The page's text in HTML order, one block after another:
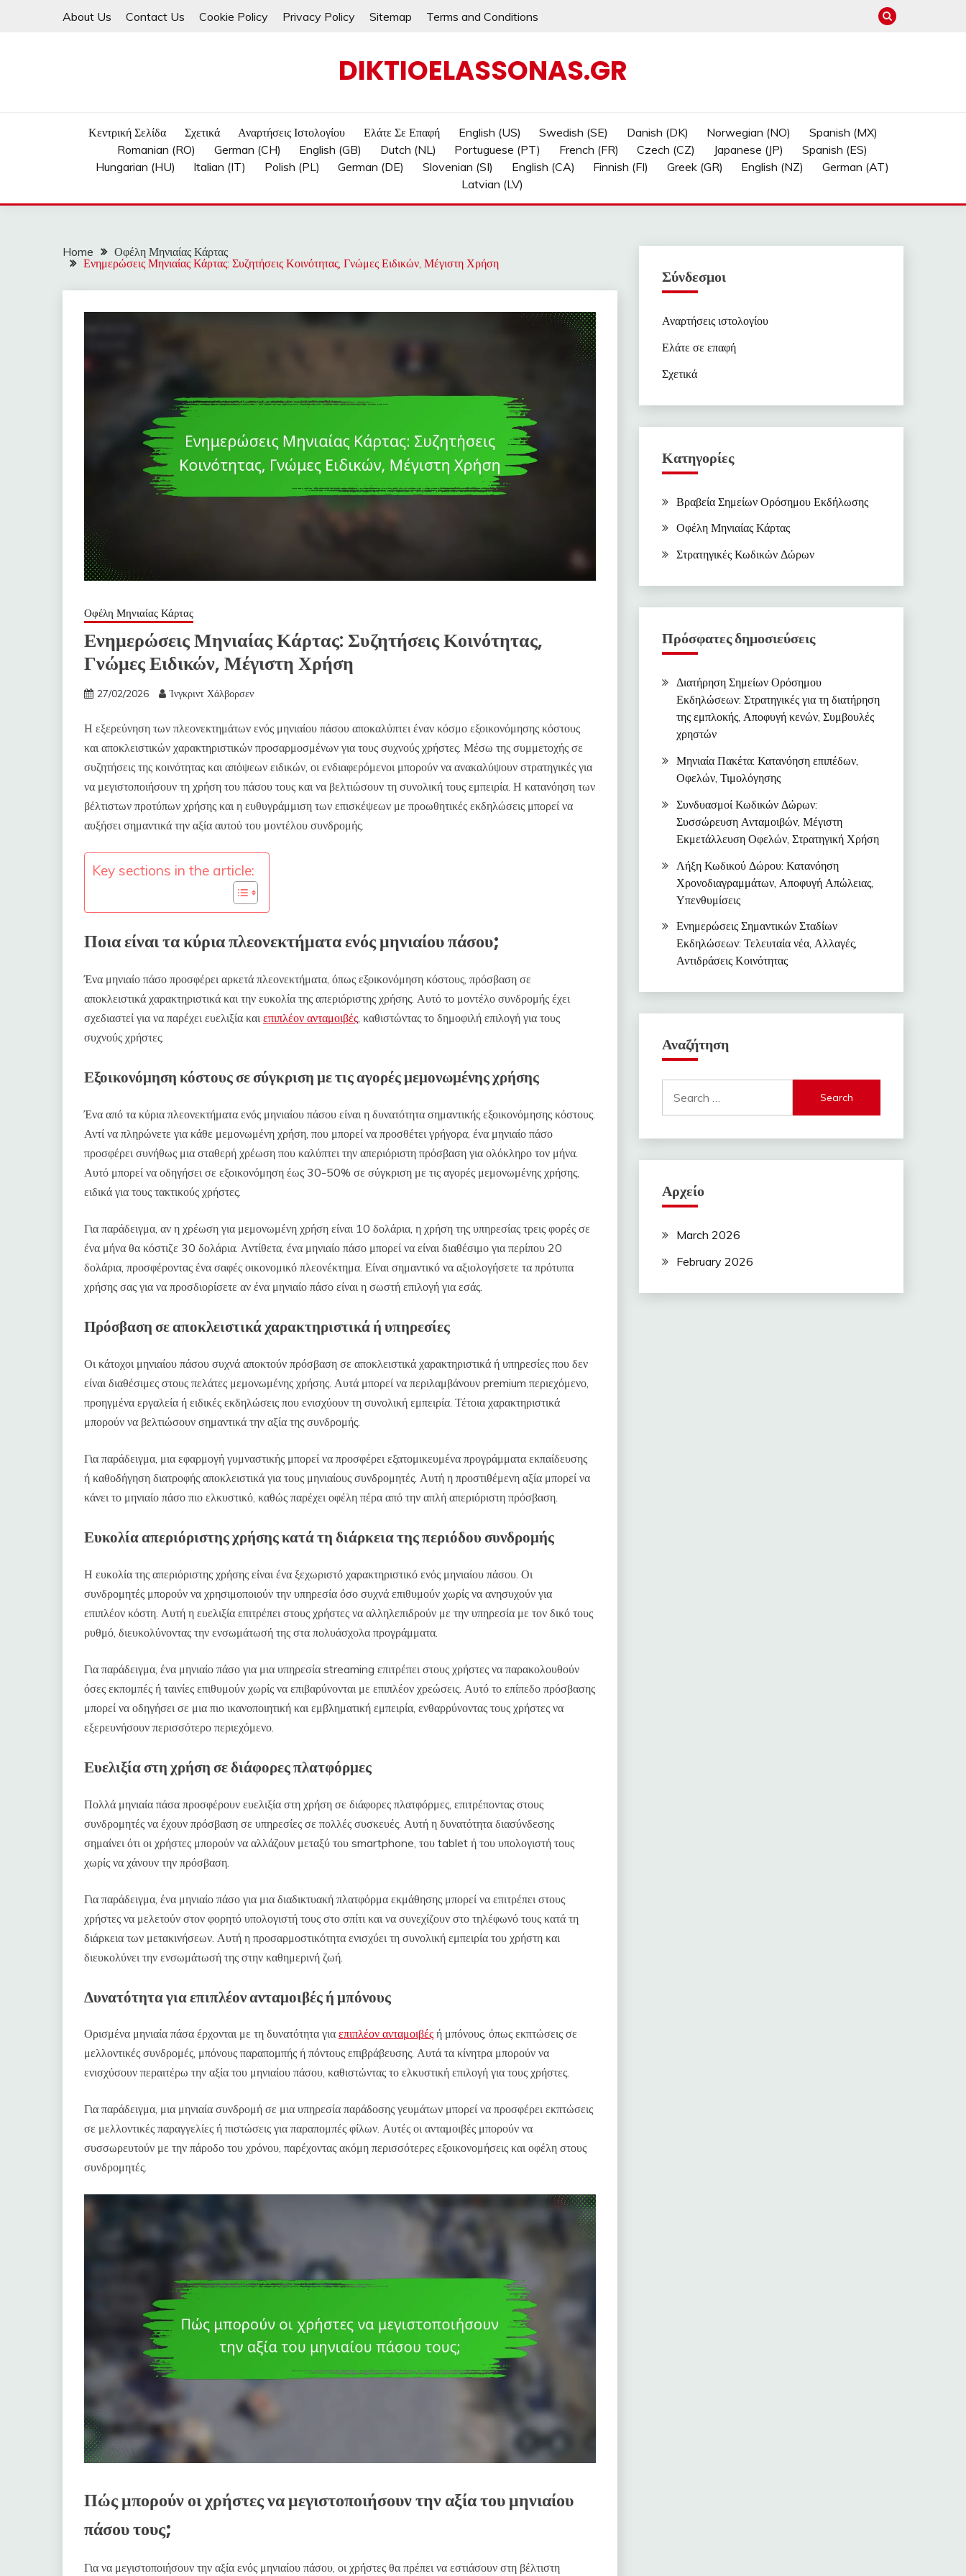
About Us Contact Us Cookie Policy Privacy Policy Sitemap Terms and Conditions
DIKTIOELASSONAS.GR
Κεντρική Σελίδα Σχετικά Αναρτήσεις Ιστολογίου Ελάτε Σε Επαφή English (US) Swedish (SE) Danish (DK) Norwegian (NO)
Spanish (MX)
Romanian (RO)
German (CH) English (GB) Dutch (NL) Portuguese (PT) French (FR) Czech (CZ) Japanese (JP)
Spanish (ES)
Hungarian (HU)
Italian (IT) Polish (PL) German (DE) Slovenian (SI) English (CA) Finnish (FI) Greek (GR) English (NZ)
German (AT)
Latvian (LV)
Home
Οφέλη Μηνιαίας Κάρτας
Ενημερώσεις Μηνιαίας Κάρτας: Συζητήσεις Κοινότητας, Γνώμες Ειδικών, Μέγιστη Χρήση
Οφέλη Μηνιαίας Κάρτας
Ενημερώσεις Μηνιαίας Κάρτας: Συζητήσεις Κοινότητας,
Γνώμες Ειδικών, Μέγιστη Χρήση
27/02/2026 Ίνγκριντ Χάλβορσεν
Η εξερεύνηση των πλεονεκτημάτων ενός μηνιαίου πάσου αποκαλύπτει έναν κόσμο εξοικονόμησης κόστους
και αποκλειστικών χαρακτηριστικών προσαρμοσμένων για τους συχνούς χρήστες. Μέσω της συμμετοχής σε
συζητήσεις της κοινότητας και απόψεων ειδικών, οι ενδιαφερόμενοι μπορούν να ανακαλύψουν στρατηγικές για
να μεγιστοποιήσουν τη χρήση του πάσου τους και να βελτιώσουν τη συνολική τους εμπειρία. Η κατανόηση των
βέλτιστων προτύπων χρήσης και η ευθυγράμμιση των επισκέψεων με προωθητικές εκδηλώσεις μπορεί να
αυξήσει σημαντικά την αξία αυτού του μοντέλου συνδρομής.
Key sections in the article:
Ποια είναι τα κύρια πλεονεκτήματα ενός μηνιαίου πάσου;
Ένα μηνιαίο πάσο προσφέρει αρκετά πλεονεκτήματα, όπως εξοικονόμηση κόστους, πρόσβαση σε
αποκλειστικά χαρακτηριστικά και την ευκολία της απεριόριστης χρήσης. Αυτό το μοντέλο συνδρομής έχει
σχεδιαστεί για να παρέχει ευελιξία καιεπιπλέον ανταμοιβές, καθιστώντας το δημοφιλή επιλογή για τους
συχνούς χρήστες.
Εξοικονόμηση κόστους σε σύγκριση με τις αγορές μεμονωμένης χρήσης
Ένα από τα κύρια πλεονεκτήματα ενός μηνιαίου πάσου είναι η δυνατότητα σημαντικής εξοικονόμησης κόστους.
Αντί να πληρώνετε για κάθε μεμονωμένη χρήση, που μπορεί να προσθέτει γρήγορα, ένα μηνιαίο πάσο
προσφέρει συνήθως μια σταθερή χρέωση που καλύπτει την απεριόριστη πρόσβαση για ολόκληρο τον μήνα.
Αυτό μπορεί να οδηγήσει σε εξοικονόμηση έως 30-50% σε σύγκριση με τις αγορές μεμονωμένης χρήσης,
ειδικά για τους τακτικούς χρήστες.
Για παράδειγμα, αν η χρέωση για μεμονωμένη χρήση είναι 10 δολάρια, η χρήση της υπηρεσίας τρεις φορές σε
ένα μήνα θα κόστιζε 30 δολάρια. Αντίθετα, ένα μηνιαίο πάσο μπορεί να είναι διαθέσιμο για περίπου 20
δολάρια, προσφέροντας ένα σαφές οικονομικό πλεονέκτημα. Είναι σημαντικό να αξιολογήσετε τα πρότυπα
χρήσης σας για να προσδιορίσετε αν ένα μηνιαίο πάσο είναι η σωστή επιλογή για εσάς.
Πρόσβαση σε αποκλειστικά χαρακτηριστικά ή υπηρεσίες
Οι κάτοχοι μηνιαίου πάσου συχνά αποκτούν πρόσβαση σε αποκλειστικά χαρακτηριστικά ή υπηρεσίες που δεν
είναι διαθέσιμες στους πελάτες μεμονωμένης χρήσης. Αυτά μπορεί να περιλαμβάνουν premium περιεχόμενο,
προηγμένα εργαλεία ή ειδικές εκδηλώσεις που ενισχύουν τη συνολική εμπειρία. Τέτοια χαρακτηριστικά
μπορούν να βελτιώσουν σημαντικά την αξία της συνδρομής.
Για παράδειγμα, μια εφαρμογή γυμναστικής μπορεί να προσφέρει εξατομικευμένα προγράμματα εκπαίδευσης
ή καθοδήγηση διατροφής αποκλειστικά για τους μηνιαίους συνδρομητές. Αυτή η προστιθέμενη αξία μπορεί να
κάνει το μηνιαίο πάσο πιο ελκυστικό, καθώς παρέχει οφέλη πέρα από την απλή απεριόριστη πρόσβαση.
Ευκολία απεριόριστης χρήσης κατά τη διάρκεια της περιόδου συνδρομής
Η ευκολία της απεριόριστης χρήσης είναι ένα ξεχωριστό χαρακτηριστικό ενός μηνιαίου πάσου. Οι
συνδρομητές μπορούν να χρησιμοποιούν την υπηρεσία όσο συχνά επιθυμούν χωρίς να ανησυχούν για
επιπλέον κόστη. Αυτή η ευελιξία επιτρέπει στους χρήστες να αλληλεπιδρούν με την υπηρεσία με τον δικό τους
ρυθμό, διευκολύνοντας την ενσωμάτωσή της στα πολυάσχολα προγράμματα.
Για παράδειγμα, ένα μηνιαίο πάσο για μια υπηρεσία streaming επιτρέπει στους χρήστες να παρακολουθούν
όσες εκπομπές ή ταινίες επιθυμούν χωρίς να επιβαρύνονται με επιπλέον χρεώσεις. Αυτό το επίπεδο πρόσβασης
μπορεί να οδηγήσει σε μια πιο ικανοποιητική και εμβληματική εμπειρία, ενθαρρύνοντας τους χρήστες να
εξερευνήσουν περισσότερο περιεχόμενο.
Ευελιξία στη χρήση σε διάφορες πλατφόρμες
Πολλά μηνιαία πάσα προσφέρουν ευελιξία στη χρήση σε διάφορες πλατφόρμες, επιτρέποντας στους
συνδρομητές να έχουν πρόσβαση σε υπηρεσίες σε πολλές συσκευές. Αυτή η δυνατότητα διασύνδεσης
σημαίνει ότι οι χρήστες μπορούν να αλλάζουν μεταξύ του smartphone, του tablet ή του υπολογιστή τους
χωρίς να χάνουν την πρόσβαση.
Για παράδειγμα, ένα μηνιαίο πάσο για μια διαδικτυακή πλατφόρμα εκμάθησης μπορεί να επιτρέπει στους
χρήστες να μελετούν στον φορητό υπολογιστή τους στο σπίτι και να συνεχίζουν στο τηλέφωνό τους κατά τη
διάρκεια των μετακινήσεων. Αυτή η προσαρμοστικότητα ενισχύει τη συνολική εμπειρία του χρήστη και
διευκολύνει την ενσωμάτωσή της στην καθημερινή ζωή.
Δυνατότητα για επιπλέον ανταμοιβές ή μπόνους
Ορισμένα μηνιαία πάσα έρχονται με τη δυνατότητα για επιπλέον ανταμοιβές ή μπόνους, όπως εκπτώσεις σε
μελλοντικές συνδρομές, μπόνους παραπομπής ή πόντους επιβράβευσης. Αυτά τα κίνητρα μπορούν να
ενισχύσουν περαιτέρω την αξία του μηνιαίου πάσου, καθιστώντας το ελκυστική επιλογή για τους χρήστες.
Για παράδειγμα, μια μηνιαία συνδρομή σε μια υπηρεσία παράδοσης γευμάτων μπορεί να προσφέρει εκπτώσεις
σε μελλοντικές παραγγελίες ή πιστώσεις για παραπομπές φίλων. Αυτές οι ανταμοιβές μπορούν να
συσσωρευτούν με την πάροδο του χρόνου, παρέχοντας ακόμη περισσότερες εξοικονομήσεις και οφέλη στους
συνδρομητές.
Πώς μπορούν οι χρήστες να μεγιστοποιήσουν την αξία του μηνιαίου
πάσου τους;
Για να μεγιστοποιήσουν την αξία ενός μηνιαίου πάσου, οι χρήστες θα πρέπει να εστιάσουν στη βέλτιστη
Σύνδεσμοι
Αναρτήσεις ιστολογίου
Ελάτε σε επαφή
Σχετικά
Κατηγορίες
Βραβεία Σημείων Ορόσημου Εκδήλωσης
Οφέλη Μηνιαίας Κάρτας
Στρατηγικές Κωδικών Δώρων
Πρόσφατες δημοσιεύσεις
Διατήρηση Σημείων Ορόσημου
Εκδηλώσεων: Στρατηγικές για τη διατήρηση
της εμπλοκής, Αποφυγή κενών, Συμβουλές
χρηστών
Μηνιαία Πακέτα: Κατανόηση επιπέδων,
Οφελών, Τιμολόγησης
Συνδυασμοί Κωδικών Δώρων:
Συσσώρευση Ανταμοιβών, Μέγιστη
Εκμετάλλευση Οφελών, Στρατηγική Χρήση
Λήξη Κωδικού Δώρου: Κατανόηση
Χρονοδιαγραμμάτων, Αποφυγή Απώλειας,
Υπενθυμίσεις
Ενημερώσεις Σημαντικών Σταδίων
Εκδηλώσεων: Τελευταία νέα, Αλλαγές,
Αντιδράσεις Κοινότητας
Αναζήτηση
for:
Αρχείο
March 2026
February 2026